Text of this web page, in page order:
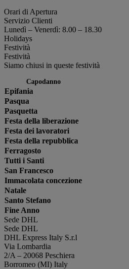
Orari di Apertura
Servizio Clienti
Lunedì – Venerdì: 8.00 – 18.30
Holidays
Festività
Festività
Siamo chiusi in queste festività
Capodanno
Epifania
Pasqua
Pasquetta
Festa della liberazione
Festa dei lavoratori
Festa della repubblica
Ferragosto
Tutti i Santi
San Francesco
Immacolata concezione
Natale
Santo Stefano
Fine Anno
Sede DHL
Sede DHL
DHL Express Italy S.r.l
Via Lombardia
2/A – 20068 Peschiera
Borromeo (MI) Italy